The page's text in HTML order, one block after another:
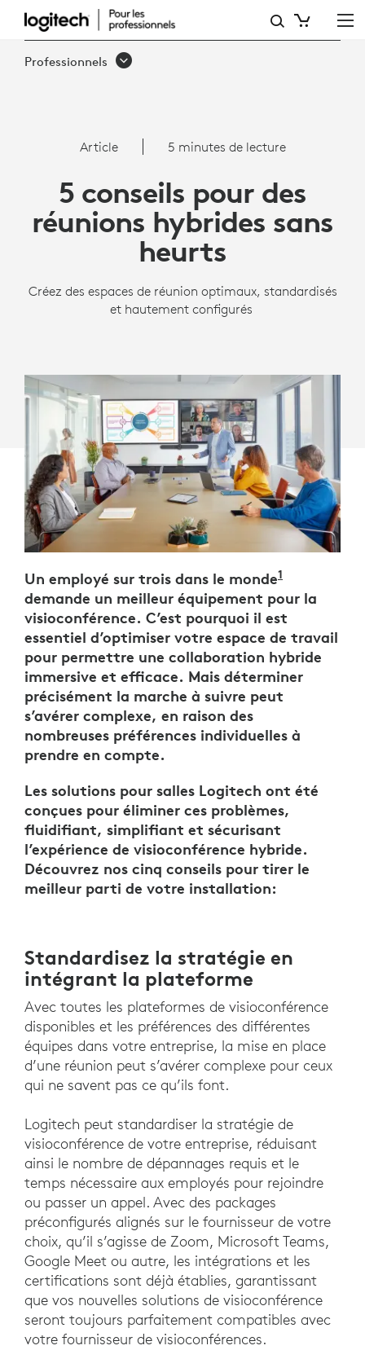
5 CONSEILS
POUR
HYBRIDES
SANS
HEURTS
Professionnels
Article 5 minutes de lecture
5 conseils pour des
réunions hybrides sans
heurts
Créez des espaces de réunion optimaux, standardisés
et hautement configurés
Un employé sur trois dans le monde1
demande un meilleur équipement pour la
visioconférence. C’est pourquoi il est
essentiel d’optimiser votre espace de travail
pour permettre une collaboration hybride
immersive et efficace. Mais déterminer
précisément la marche à suivre peut
s’avérer complexe, en raison des
nombreuses préférences individuelles à
prendre en compte.
Les solutions pour salles Logitech ont été
conçues pour éliminer ces problèmes,
fluidifiant, simplifiant et sécurisant
l’expérience de visioconférence hybride.
Découvrez nos cinq conseils pour tirer le
meilleur parti de votre installation:
Standardisez la stratégie en
intégrant la plateforme
Avec toutes les plateformes de visioconférence
disponibles et les préférences des différentes
équipes dans votre entreprise, la mise en place
d’une réunion peut s’avérer complexe pour ceux
qui ne savent pas ce qu’ils font.
Logitech peut standardiser la stratégie de
visioconférence de votre entreprise, réduisant
ainsi le nombre de dépannages requis et le
temps nécessaire aux employés pour rejoindre
ou passer un appel. Avec des packages
préconfigurés alignés sur le fournisseur de votre
choix, qu’il s’agisse de Zoom, Microsoft Teams,
Google Meet ou autre, les intégrations et les
certifications sont déjà établies, garantissant
que vos nouvelles solutions de visioconférence
seront toujours parfaitement compatibles avec
votre fournisseur de visioconférences.